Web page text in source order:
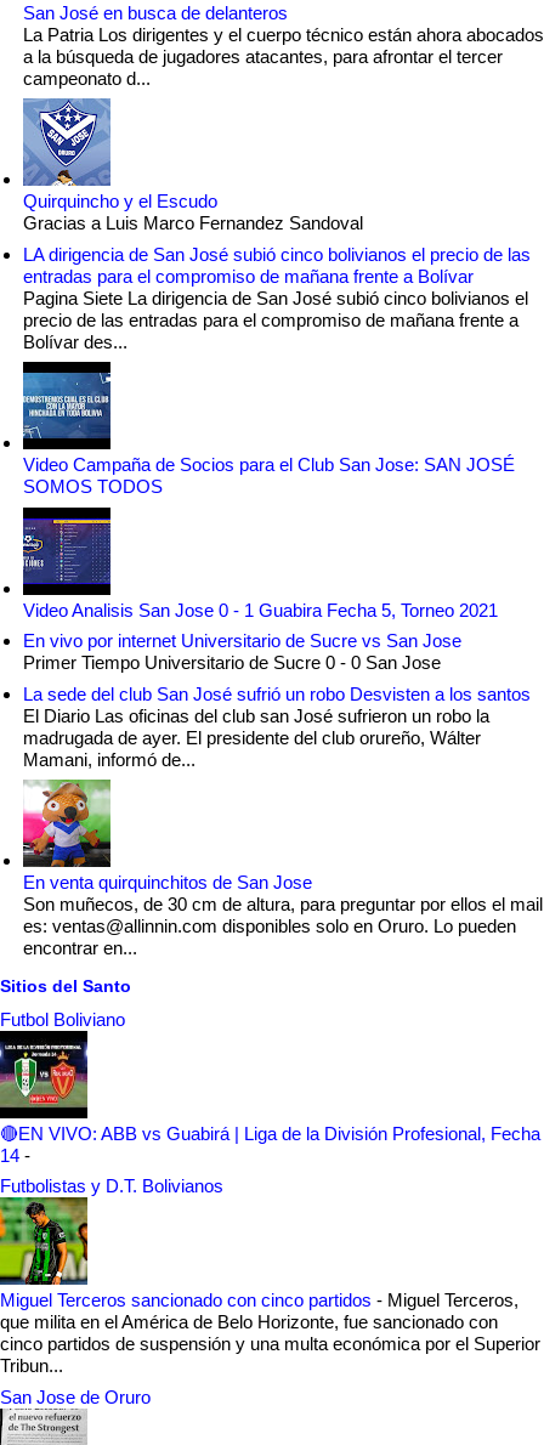
San José en busca de delanteros
La Patria Los dirigentes y el cuerpo técnico están ahora abocados
a la búsqueda de jugadores atacantes, para afrontar el tercer
campeonato d...
Quirquincho y el Escudo
Gracias a Luis Marco Fernandez Sandoval
LA dirigencia de San José subió cinco bolivianos el precio de las
entradas para el compromiso de mañana frente a Bolívar
Pagina Siete La dirigencia de San José subió cinco bolivianos el
precio de las entradas para el compromiso de mañana frente a
Bolívar des...
Video Campaña de Socios para el Club San Jose: SAN JOSÉ
SOMOS TODOS
Video Analisis San Jose 0 - 1 Guabira Fecha 5, Torneo 2021
En vivo por internet Universitario de Sucre vs San Jose
Primer Tiempo Universitario de Sucre 0 - 0 San Jose
La sede del club San José sufrió un robo Desvisten a los santos
El Diario Las oficinas del club san José sufrieron un robo la
madrugada de ayer. El presidente del club orureño, Wálter
Mamani, informó de...
En venta quirquinchitos de San Jose
Son muñecos, de 30 cm de altura, para preguntar por ellos el mail
es: ventas@allinnin.com disponibles solo en Oruro. Lo pueden
encontrar en...
Sitios del Santo
Futbol Boliviano
🔴EN VIVO: ABB vs Guabirá | Liga de la División Profesional, Fecha
14 -
Futbolistas y D.T. Bolivianos
Miguel Terceros sancionado con cinco partidos - Miguel Terceros,
que milita en el América de Belo Horizonte, fue sancionado con
cinco partidos de suspensión y una multa económica por el Superior
Tribun...
San Jose de Oruro